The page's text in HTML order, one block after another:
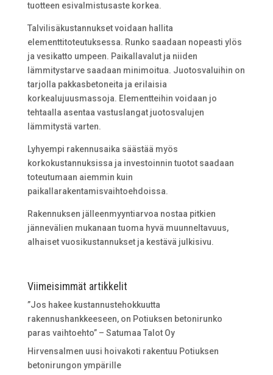
tuotteen esivalmistusaste korkea.
Talvilisäkustannukset voidaan hallita
elementtitoteutuksessa. Runko saadaan nopeasti ylös
ja vesikatto umpeen. Paikallavalut ja niiden
lämmitystarve saadaan minimoitua. Juotosvaluihin on
tarjolla pakkasbetoneita ja erilaisia
korkealujuusmassoja. Elementteihin voidaan jo
tehtaalla asentaa vastuslangat juotosvalujen
lämmitystä varten.
Lyhyempi rakennusaika säästää myös
korkokustannuksissa ja investoinnin tuotot saadaan
toteutumaan aiemmin kuin
paikallarakentamisvaihtoehdoissa.
Rakennuksen jälleenmyyntiarvoa nostaa pitkien
jännevälien mukanaan tuoma hyvä muunneltavuus,
alhaiset vuosikustannukset ja kestävä julkisivu.
Viimeisimmät artikkelit
”Jos hakee kustannustehokkuutta
rakennushankkeeseen, on Potiuksen betonirunko
paras vaihtoehto” – Satumaa Talot Oy
Hirvensalmen uusi hoivakoti rakentuu Potiuksen
betonirungon ympärille